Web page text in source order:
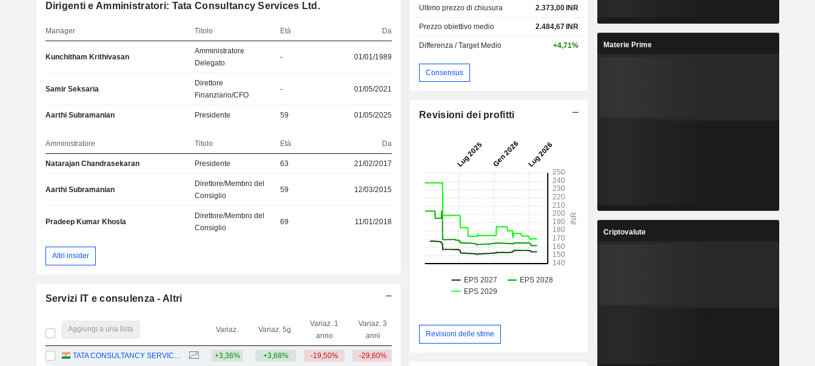
Dirigenti e Amministratori: Tata Consultancy Services Ltd.
Manager Titolo Età Da
Kunchitham Krithivasan
Amministratore
Delegato
- 01/01/1989
Samir Seksaria
Direttore
Finanziario/CFO
- 01/05/2021
Aarthi Subramanian Presidente 59 01/05/2025
Amministratore Titolo Età Da
Natarajan Chandrasekaran Presidente 63 21/02/2017
Aarthi Subramanian
Direttore/Membro del
Consiglio
59 12/03/2015
Pradeep Kumar Khosla
Direttore/Membro del
Consiglio
69 11/01/2018
Altri insider
Servizi IT e consulenza - Altri
Aggiungi a una lista Variaz. Variaz. 5g.
Variaz. 1
anno
Variaz. 3
anni
Capi.($)
+3,36% +3,68% -19,50% -29,60%
Ultimo prezzo di chiusura 2.373,00 INR
Prezzo obiettivo medio 2.484,67 INR
Differenza / Target Medio +4,71%
Consensus
Revisioni dei profitti
Revisioni delle stime
Materie Prime
Criptovalute